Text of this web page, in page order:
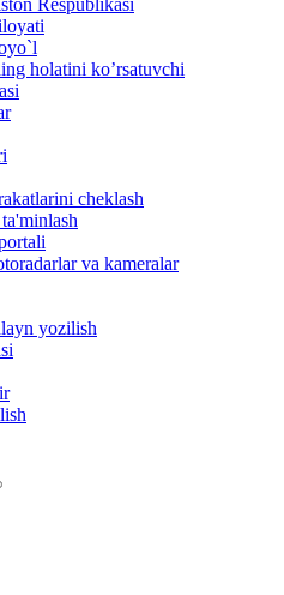
holatini ko’rsatuvchi
cheklash
va kameralar
yozilish